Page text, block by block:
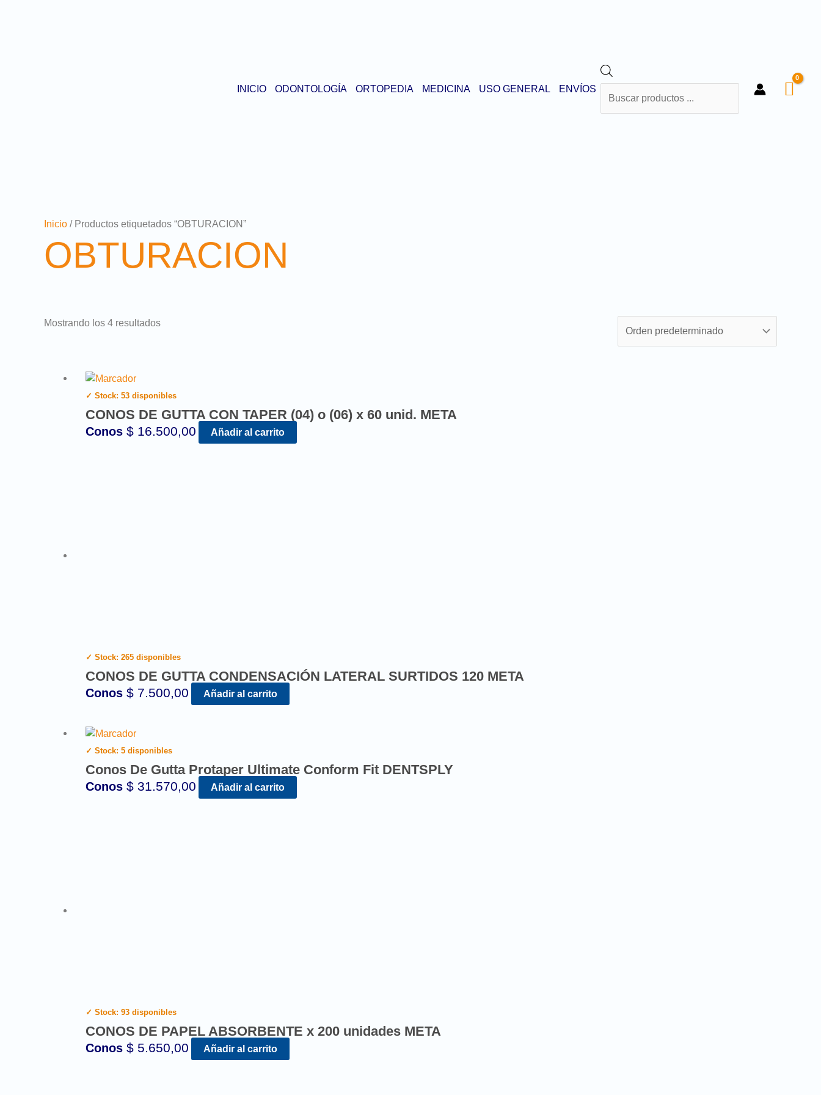
INICIO ODONTOLOGÍA ORTOPEDIA MEDICINA USO GENERAL ENVÍOS
Inicio / Productos etiquetados “OBTURACION”
OBTURACION
Mostrando los 4 resultados
✓ Stock: 53 disponibles
CONOS DE GUTTA CON TAPER (04) o (06) x 60 unid. META
Conos $ 16.500,00 Añadir al carrito
✓ Stock: 265 disponibles
CONOS DE GUTTA CONDENSACIÓN LATERAL SURTIDOS 120 META
Conos $ 7.500,00 Añadir al carrito
✓ Stock: 5 disponibles
Conos De Gutta Protaper Ultimate Conform Fit DENTSPLY
Conos $ 31.570,00 Añadir al carrito
✓ Stock: 93 disponibles
CONOS DE PAPEL ABSORBENTE x 200 unidades META
Conos $ 5.650,00 Añadir al carrito